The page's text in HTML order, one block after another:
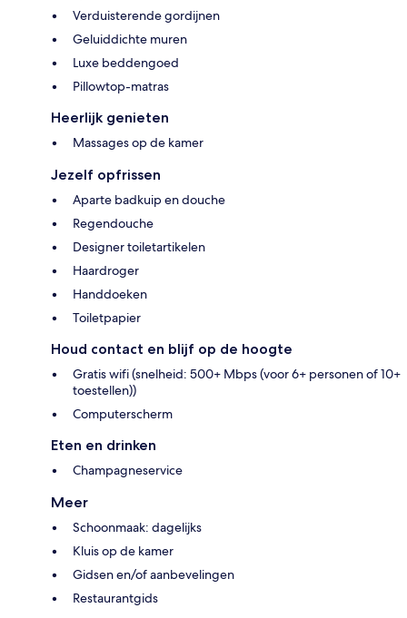
Verduisterende gordijnen
Geluiddichte muren
Luxe beddengoed
Pillowtop-matras
Heerlijk genieten
Massages op de kamer
Jezelf opfrissen
Aparte badkuip en douche
Regendouche
Designer toiletartikelen
Haardroger
Handdoeken
Toiletpapier
Houd contact en blijf op de hoogte
Gratis wifi (snelheid: 500+ Mbps (voor 6+ personen of 10+
toestellen))
Computerscherm
Eten en drinken
Champagneservice
Meer
Schoonmaak: dagelijks
Kluis op de kamer
Gidsen en/of aanbevelingen
Restaurantgids